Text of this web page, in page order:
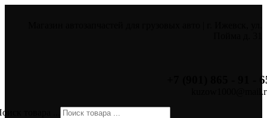
+7 (901) 865 - 91 -
товара ...